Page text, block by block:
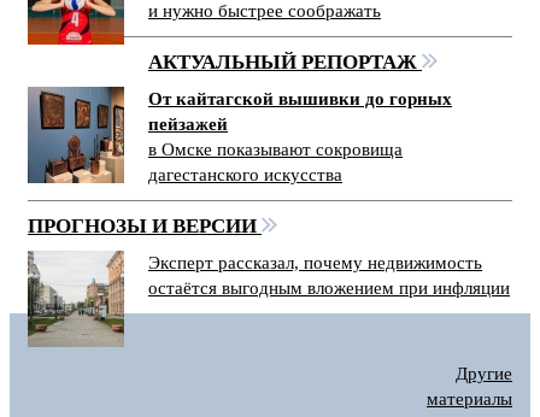
и нужно быстрее соображать
АКТУАЛЬНЫЙ РЕПОРТАЖ
От кайтагской вышивки до горных
пейзажей
в Омске показывают сокровища
дагестанского искусства
ПРОГНОЗЫ И ВЕРСИИ
Эксперт рассказал, почему недвижимость
остаётся выгодным вложением при инфляции
Другие
материалы